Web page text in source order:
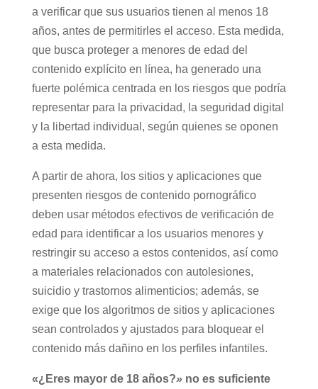
pornográfico a verificar que sus usuarios tienen
al menos 18 años, antes de permitirles el
acceso. Esta medida, que busca proteger a
menores de edad del contenido explícito en
línea, ha generado una fuerte polémica centrada
en los riesgos que podría representar para la
privacidad, la seguridad digital y la libertad
individual, según quienes se oponen a esta
A partir de ahora, los sitios y aplicaciones que
presenten riesgos de contenido pornográfico
deben usar métodos efectivos de verificación de
edad para identificar a los usuarios menores y
restringir su acceso a estos contenidos, así
como a materiales relacionados con
autolesiones, suicidio y trastornos alimenticios;
además, se exige que los algoritmos de sitios y
aplicaciones sean controlados y ajustados para
infantiles.
info@daleunavuelta.org
política de privacidad